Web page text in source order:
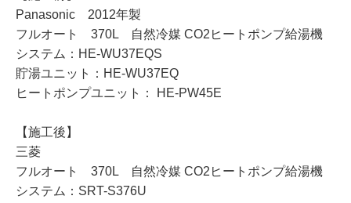
Panasonic 2012年製
フルオート 370L 自然冷媒 CO2ヒートポンプ給湯機
システム：HE-WU37EQS
貯湯ユニット：HE-WU37EQ
ヒートポンプユニット： HE-PW45E
【施工後】
三菱
フルオート 370L 自然冷媒 CO2ヒートポンプ給湯機
システム：SRT-S376U